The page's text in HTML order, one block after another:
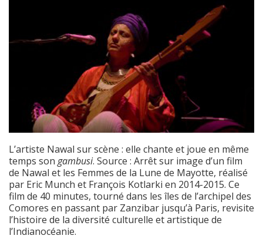
L’artiste Nawal sur scène : elle chante et joue en même
temps son gambusi. Source : Arrêt sur image d’un film
de Nawal et les Femmes de la Lune de Mayotte, réalisé
par Eric Munch et François Kotlarki en 2014-2015. Ce
film de 40 minutes, tourné dans les îles de l’archipel des
Comores en passant par Zanzibar jusqu’à Paris, revisite
l’histoire de la diversité culturelle et artistique de
l’Indianocéanie.